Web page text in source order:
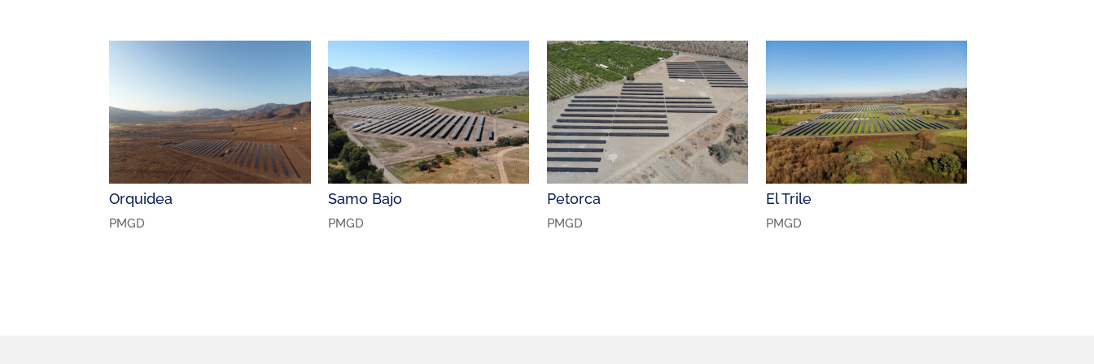
Orquidea
PMGD
Samo Bajo
PMGD
Petorca
PMGD
El Trile
PMGD